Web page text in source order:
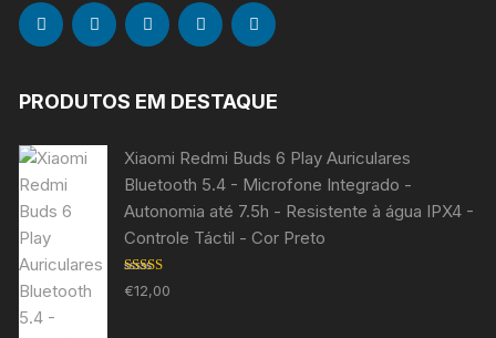
PRODUTOS EM DESTAQUE
Xiaomi Redmi Buds 6 Play Auriculares
Bluetooth 5.4 - Microfone Integrado -
Autonomia até 7.5h - Resistente à água IPX4 -
Controle Táctil - Cor Preto
Avaliação
5.00de 5
€12,00